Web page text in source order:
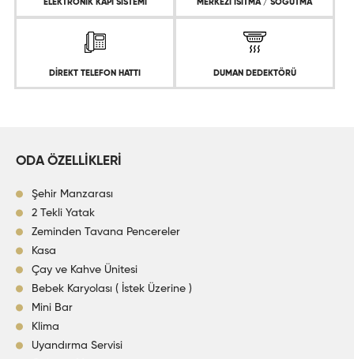
ELEKTRONİK KAPI SİSTEMİ MERKEZİ ISITMA / SOĞUTMA
DİREKT TELEFON HATTI DUMAN DEDEKTÖRÜ
ODA ÖZELLİKLERİ
Şehir Manzarası
2 Tekli Yatak
Zeminden Tavana Pencereler
Kasa
Çay ve Kahve Ünitesi
Bebek Karyolası ( İstek Üzerine )
Mini Bar
Klima
Uyandırma Servisi